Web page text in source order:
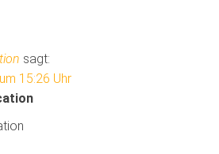
sagt:
15:26 Uhr